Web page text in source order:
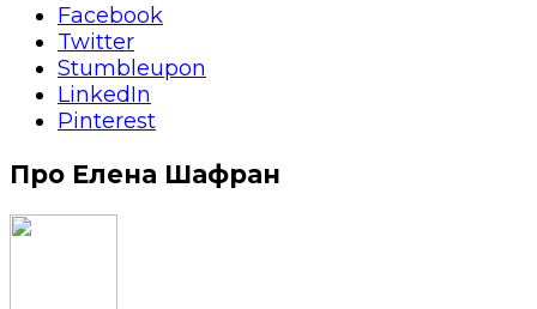
Facebook
Twitter
Stumbleupon
LinkedIn
Pinterest
Про Елена Шафран